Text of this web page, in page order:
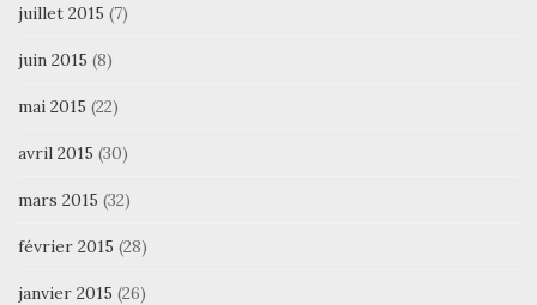
juillet 2015 (7)
juin 2015 (8)
mai 2015 (22)
avril 2015 (30)
mars 2015 (32)
février 2015 (28)
janvier 2015 (26)